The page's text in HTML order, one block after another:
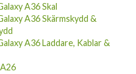
A36 Skal
A36 Skärmskydd &
A36 Laddare, Kablar &